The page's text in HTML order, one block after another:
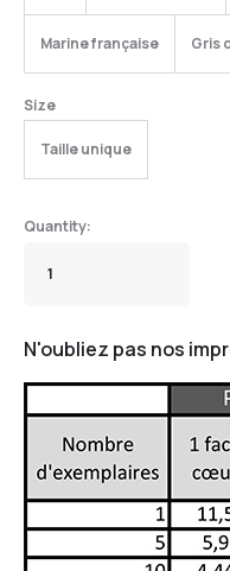
Marine française Gris
Size
Taille unique
N'oubliez pas nos